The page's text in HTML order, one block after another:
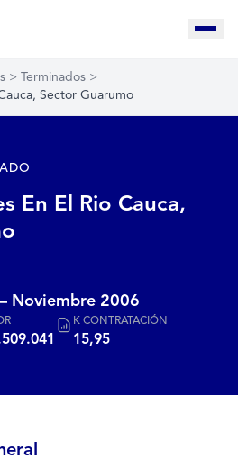
> Terminados >
Sector Guarumo
En El Rio Cauca,
Noviembre 2006
K CONTRATACIÓN
15,95